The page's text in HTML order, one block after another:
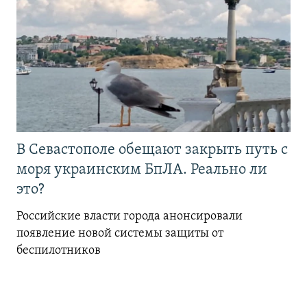
В Севастополе обещают закрыть путь с
моря украинским БпЛА. Реально ли
это?
Российские власти города анонсировали
появление новой системы защиты от
беспилотников